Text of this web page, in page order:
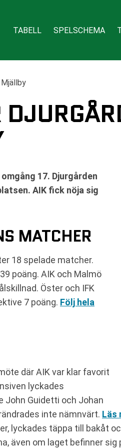
TABELL SPELSCHEMA
17. Djurgården
AIK fick nöja sig
MATCHER
18 spelade matcher.
poäng. AIK och Malmö
Öster och IFK
7 poäng. Följ hela
där AIK var klar favorit
lyckades
John Guidetti och Johan
inte nämnvärt. Läs
lyckades täppa till bakåt
även om laget befinner sig